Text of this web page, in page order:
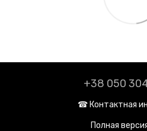
+38 050
☎︎ Контактная
Полная